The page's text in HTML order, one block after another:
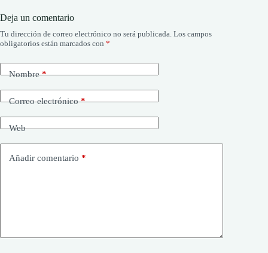
Deja un comentario
Tu dirección de correo electrónico no será publicada. Los campos
obligatorios están marcados con *
Nombre*
Correo electrónico*
Web
Añadir comentario *